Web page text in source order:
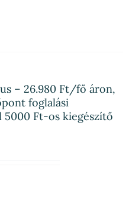
– 26.980 Ft/fő áron,
foglalási
5000 Ft-os kiegészítő